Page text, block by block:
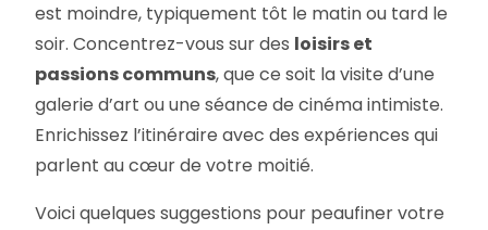
est moindre, typiquement tôt le matin ou tard le
soir. Concentrez-vous sur des loisirs et
passions communs, que ce soit la visite d’une
galerie d’art ou une séance de cinéma intimiste.
Enrichissez l’itinéraire avec des expériences qui
parlent au cœur de votre moitié.
Voici quelques suggestions pour peaufiner votre